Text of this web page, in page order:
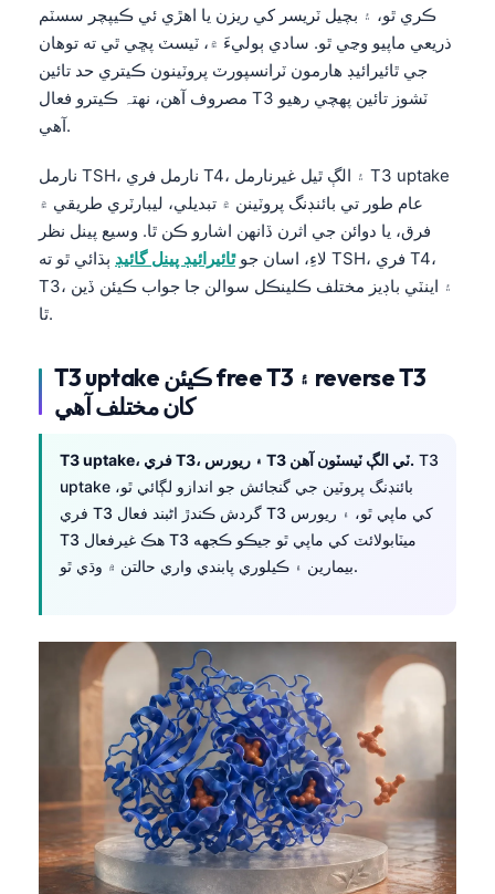
ڪري ٿو، ۽ بچيل ٽريسر کي ريزن يا اهڙي ئي ڪيپچر سسٽم
ذريعي ماپيو وڃي ٿو. سادي ٻوليءَ ۾، ٽيسٽ پڇي ٿي ته توهان
جي ٿائيرائيڊ هارمون ٽرانسپورٽ پروٽينون ڪيتري حد تائين
مصروف آهن، نه⁠تہ ڪيترو فعال T3 ٽشوز تائين پهچي رهيو
آهي.
نارمل TSH، نارمل فري T4، ۽ الڳ ٿيل غيرنارمل T3 uptake
عام طور تي بائنڊنگ پروٽينن ۾ تبديلي، ليبارٽري طريقي ۾
فرق، يا دوائن جي اثرن ڏانهن اشارو ڪن ٿا. وسيع پينل نظر
لاءِ، اسان جوٿائيرائيڊ پينل گائيڊ ٻڌائي ٿو ته TSH، فري T4،
T3، ۽ اينٽي باڊيز مختلف ڪلينڪل سوالن جا جواب ڪيئن ڏين
ٿا.
T3 uptake ڪيئن free T3 ۽ reverse T3
کان مختلف آهي
T3 uptake، فري T3، ۽ ريورس T3 ٽي الڳ ٽيسٽون آهن. T3
uptake بائنڊنگ پروٽين جي گنجائش جو اندازو لڳائي ٿو،
فري T3 گردش ڪندڙ اڻبند فعال T3 کي ماپي ٿو، ۽ ريورس
T3 هڪ غيرفعال T3 ميٽابولائٽ کي ماپي ٿو جيڪو ڪجهه
بيمارين ۽ ڪيلوري پابندي واري حالتن ۾ وڌي ٿو.